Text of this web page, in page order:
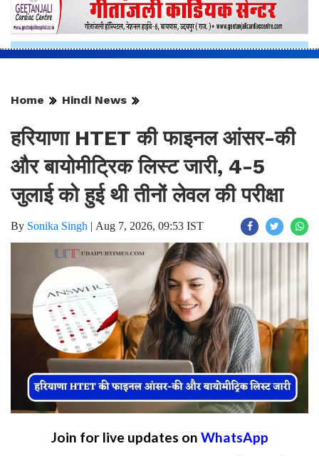
Home Hindi News
हरियाणा HTET की फाइनल आंसर-की
और बायोमीट्रिक लिस्ट जारी, 4-5
जुलाई को हुई थी तीनों लेवल की परीक्षा
By Sonika Singh | Aug 7, 2026, 09:53 IST
Join for live updates on WhatsApp